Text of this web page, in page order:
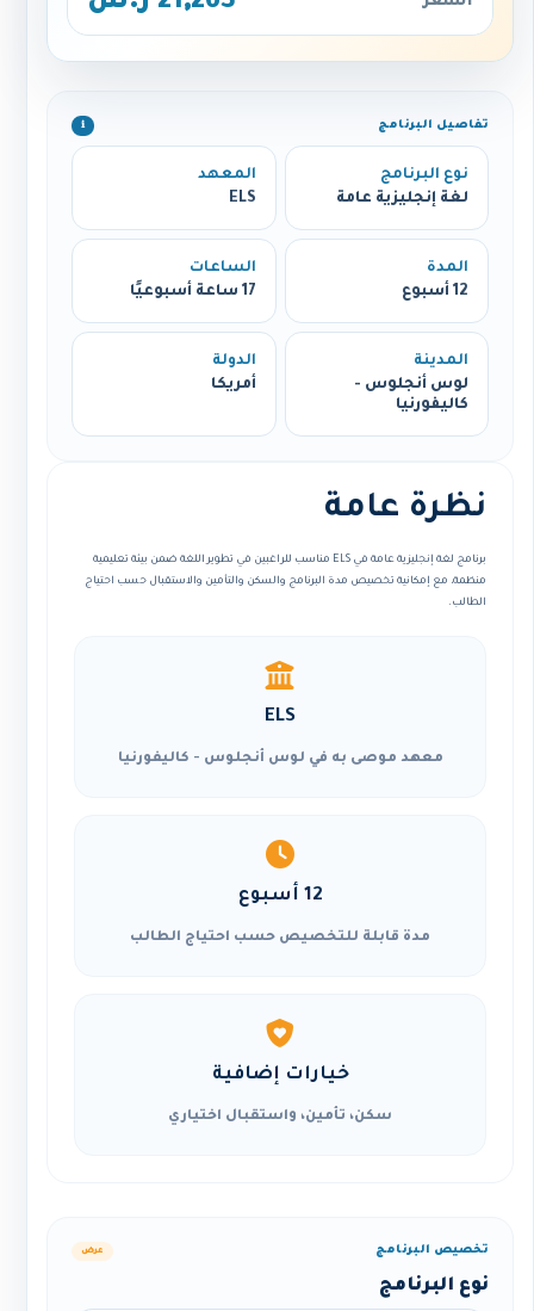
تفاصيل البرنامج ℹ️
نوع البرنامج
لغة إنجليزية عامة
المعهد
ELS
المدة
12 أسبوع
الساعات
17 ساعة أسبوعيًا
المدينة
لوس أنجلوس -
كاليفورنيا
الدولة
أمريكا
نظرة عامة
برنامج لغة إنجليزية عامة في ELS مناسب للراغبين في تطوير اللغة ضمن بيئة تعليمية
منظمة، مع إمكانية تخصيص مدة البرنامج والسكن والتأمين والاستقبال حسب احتياج
الطالب.
ELS
معهد موصى به في لوس أنجلوس - كاليفورنيا
12 أسبوع
مدة قابلة للتخصيص حسب احتياج الطالب
خيارات إضافية
سكن، تأمين، واستقبال اختياري
تخصيص البرنامج عرض
نوع البرنامج